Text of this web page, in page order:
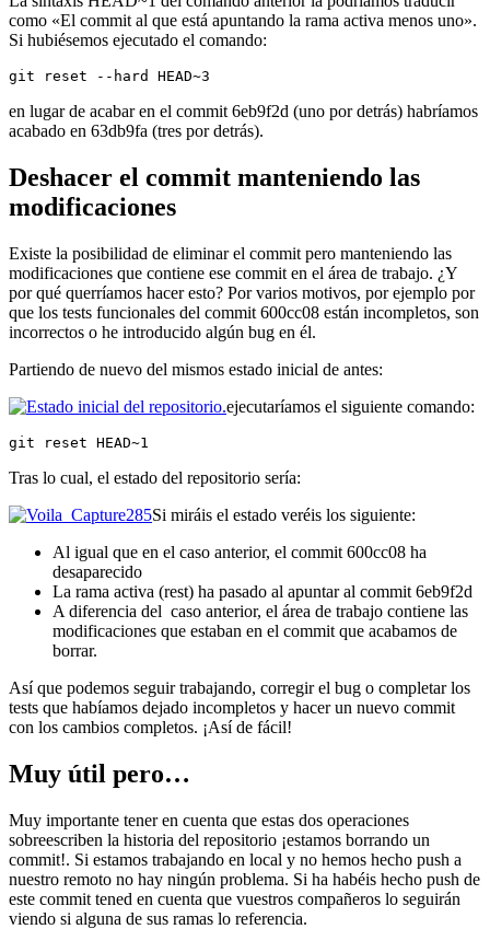
como «El commit al que está apuntando la rama activa menos uno».
Si hubiésemos ejecutado el comando:
git reset --hard HEAD~3
en lugar de acabar en el commit 6eb9f2d (uno por detrás) habríamos
acabado en 63db9fa (tres por detrás).
Deshacer el commit manteniendo las
modificaciones
Existe la posibilidad de eliminar el commit pero manteniendo las
modificaciones que contiene ese commit en el área de trabajo. ¿Y
por qué querríamos hacer esto? Por varios motivos, por ejemplo por
que los tests funcionales del commit 600cc08 están incompletos, son
incorrectos o he introducido algún bug en él.
Partiendo de nuevo del mismos estado inicial de antes:
ejecutaríamos el siguiente comando:
git reset HEAD~1
Tras lo cual, el estado del repositorio sería:
Si miráis el estado veréis los siguiente:
Al igual que en el caso anterior, el commit 600cc08 ha
desaparecido
La rama activa (rest) ha pasado al apuntar al commit 6eb9f2d
A diferencia del caso anterior, el área de trabajo contiene las
modificaciones que estaban en el commit que acabamos de
borrar.
Así que podemos seguir trabajando, corregir el bug o completar los
tests que habíamos dejado incompletos y hacer un nuevo commit
con los cambios completos. ¡Así de fácil!
Muy útil pero…
Muy importante tener en cuenta que estas dos operaciones
sobreescriben la historia del repositorio ¡estamos borrando un
commit!. Si estamos trabajando en local y no hemos hecho push a
nuestro remoto no hay ningún problema. Si ha habéis hecho push de
este commit tened en cuenta que vuestros compañeros lo seguirán
viendo si alguna de sus ramas lo referencia.